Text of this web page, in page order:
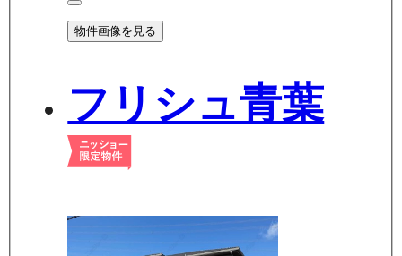
物件画像を見る
フリシュ青葉